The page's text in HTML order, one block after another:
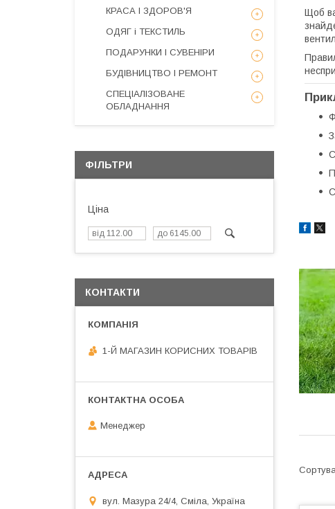
Щоб
КРАСА І ЗДОРОВ'Я
ОДЯГ і ТЕКСТИЛЬ
ПОДАРУНКИ І СУВЕНІРИ
БУДІВНИЦТВО І РЕМОНТ
СПЕЦІАЛІЗОВАНЕ
ОБЛАДНАННЯ
ФІЛЬТРИ
Ціна
КОНТАКТИ
1-Й МАГАЗИН КОРИСНИХ ТОВАРІВ
Менеджер
вул. Мазура 24/4, Сміла, Україна